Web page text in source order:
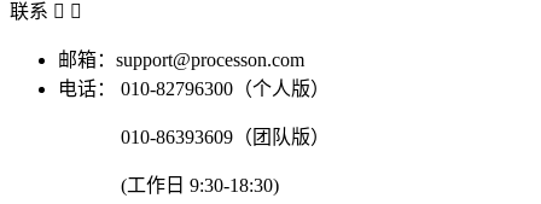
联系  
邮箱：support@processon.com
电话：
010-82796300（个人版）
010-86393609（团队版）
(工作日 9:30-18:30)